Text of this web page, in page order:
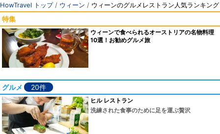
HowTravel トップ/ ウィーン / ウィーンのグルメレストラン人気ランキング
特集
ウィーンで食べられるオーストリアの名物料理
10選！お勧めグルメ旅
グルメ 20件
ヒル レストラン
洗練された食事のために足を運ぶ贅沢